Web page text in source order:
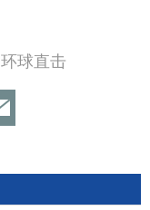
环球直击